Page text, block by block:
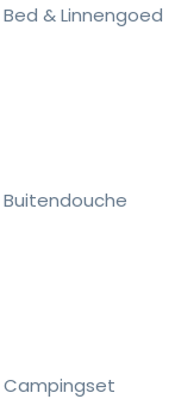
Bed & Linnengoed
Buitendouche
Campingset